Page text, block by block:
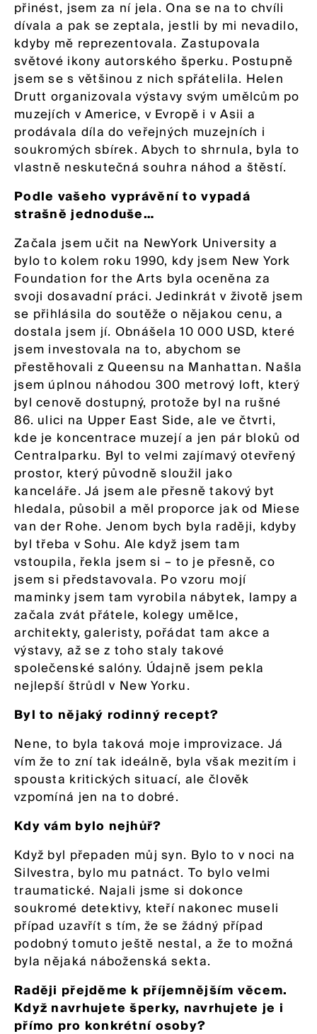
přinést, jsem za ní jela. Ona se na to chvíli
dívala a pak se zeptala, jestli by mi nevadilo,
kdyby mě reprezentovala. Zastupovala
světové ikony autorského šperku. Postupně
jsem se s většinou z nich spřátelila. Helen
Drutt organizovala výstavy svým umělcům po
muzejích v Americe, v Evropě i v Asii a
prodávala díla do veřejných muzejních i
soukromých sbírek. Abych to shrnula, byla to
vlastně neskutečná souhra náhod a štěstí.
Podle vašeho vyprávění to vypadá
strašně jednoduše…
Začala jsem učit na NewYork University a
bylo to kolem roku 1990, kdy jsem New York
Foundation for the Arts byla oceněna za
svoji dosavadní práci. Jedinkrát v životě jsem
se přihlásila do soutěže o nějakou cenu, a
dostala jsem jí. Obnášela 10 000 USD, které
jsem investovala na to, abychom se
přestěhovali z Queensu na Manhattan. Našla
jsem úplnou náhodou 300 metrový loft, který
byl cenově dostupný, protože byl na rušné
86. ulici na Upper East Side, ale ve čtvrti,
kde je koncentrace muzejí a jen pár bloků od
Centralparku. Byl to velmi zajímavý otevřený
prostor, který původně sloužil jako
kanceláře. Já jsem ale přesně takový byt
hledala, působil a měl proporce jak od Miese
van der Rohe. Jenom bych byla raději, kdyby
byl třeba v Sohu. Ale když jsem tam
vstoupila, řekla jsem si – to je přesně, co
jsem si představovala. Po vzoru mojí
maminky jsem tam vyrobila nábytek, lampy a
začala zvát přátele, kolegy umělce,
architekty, galeristy, pořádat tam akce a
výstavy, až se z toho staly takové
společenské salóny. Údajně jsem pekla
nejlepší štrůdl v New Yorku.
Byl to nějaký rodinný recept?
Nene, to byla taková moje improvizace. Já
vím že to zní tak ideálně, byla však mezitím i
spousta kritických situací, ale člověk
vzpomíná jen na to dobré.
Kdy vám bylo nejhůř?
Když byl přepaden můj syn. Bylo to v noci na
Silvestra, bylo mu patnáct. To bylo velmi
traumatické. Najali jsme si dokonce
soukromé detektivy, kteří nakonec museli
případ uzavřít s tím, že se žádný případ
podobný tomuto ještě nestal, a že to možná
byla nějaká náboženská sekta.
Raději přejděme k příjemnějším věcem.
Když navrhujete šperky, navrhujete je i
přímo pro konkrétní osoby?